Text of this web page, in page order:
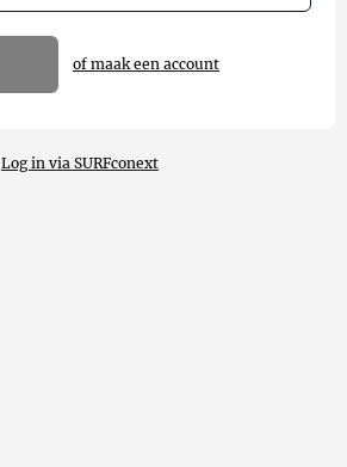
of maak een account
Log in via SURFconext